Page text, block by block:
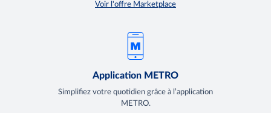
Voir l'offre Marketplace
Application METRO
Simplifiez votre quotidien grâce à l’application
METRO.